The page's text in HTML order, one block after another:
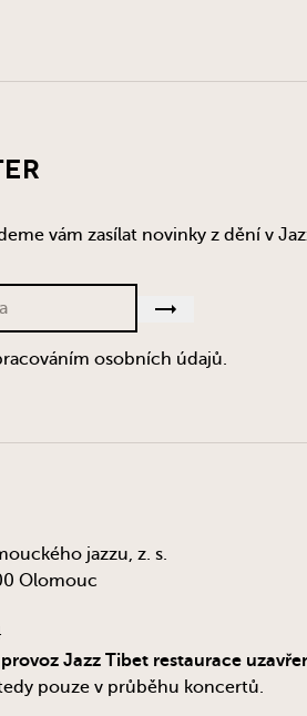
vám zasílat novinky z dění v
osobních údajů.
jazzu, z. s.
Olomouc
Jazz Tibet restaurace
pouze v průběhu koncertů.